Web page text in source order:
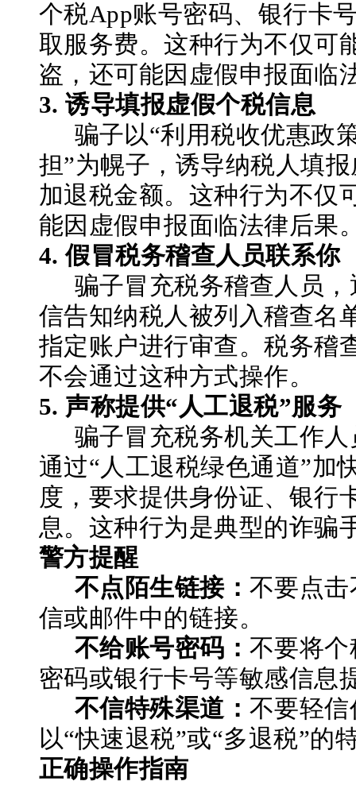
个税App账号密码、银行卡
取服务费。这种行为不仅可
盗，还可能因虚假申报面临
3. 诱导填报虚假个税信息
骗子以“利用税收优惠政
担”为幌子，诱导纳税人填
加退税金额。这种行为不仅
能因虚假申报面临法律后果
4. 假冒税务稽查人员联系你
骗子冒充税务稽查人员
信告知纳税人被列入稽查名
指定账户进行审查。税务稽
不会通过这种方式操作。
5. 声称提供“人工退税”服务
骗子冒充税务机关工作
通过“人工退税绿色通道”加
度，要求提供身份证、银行
息。这种行为是典型的诈骗
警方提醒
不点陌生链接： 不要点
信或邮件中的链接。
不给账号密码： 不要将个
密码或银行卡号等敏感信息
不信特殊渠道： 不要轻
以“快速退税”或“多退税”的
正确操作指南